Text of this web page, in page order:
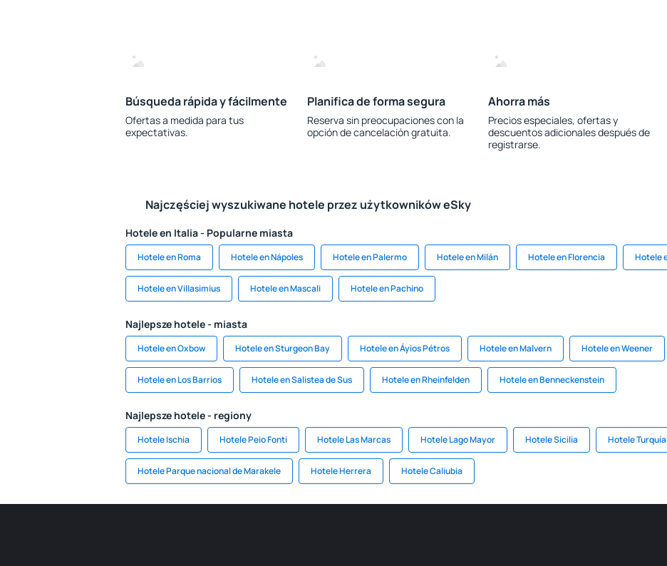
Búsqueda rápida y fácilmente
Ofertas a medida para tus
expectativas.
Planifica de forma segura
Reserva sin preocupaciones con la
opción de cancelación gratuita.
Ahorra más
Precios especiales, ofertas y
descuentos adicionales después de
registrarse.
Najczęściej wyszukiwane hotele przez użytkowników eSky
Hotele en Italia - Popularne miasta
Hotele en Roma Hotele en Nápoles Hotele en Palermo Hotele en Milán Hotele en Florencia Hotele
Hotele en Villasimius Hotele en Mascali Hotele en Pachino
Najlepsze hotele - miasta
Hotele en Oxbow Hotele en Sturgeon Bay Hotele en Áyios Pétros Hotele en Malvern Hotele en Weener
Hotele en Los Barrios Hotele en Salistea de Sus Hotele en Rheinfelden Hotele en Benneckenstein
Najlepsze hotele - regiony
Hotele Ischia Hotele Peio Fonti Hotele Las Marcas Hotele Lago Mayor Hotele Sicilia Hotele Turquía
Hotele Parque nacional de Marakele Hotele Herrera Hotele Caliubia